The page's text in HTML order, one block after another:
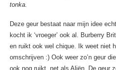
tonka.
Deze geur bestaat naar mijn idee
kocht ik ‘vroeger’ ook al. Burberry
en ruikt ook wel chique. Ik weet niet
omschrijven :) Ook weer zo’n geur
ook nog ruikt, net als Aliën. De geur